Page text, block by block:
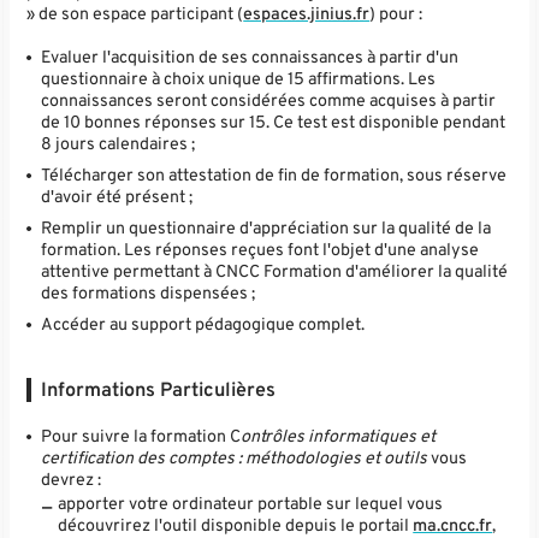
» de son espace participant (espaces.jinius.fr) pour :
Evaluer l'acquisition de ses connaissances à partir d'un
questionnaire à choix unique de 15 affirmations. Les
connaissances seront considérées comme acquises à partir
de 10 bonnes réponses sur 15. Ce test est disponible pendant
8 jours calendaires ;
Télécharger son attestation de fin de formation, sous réserve
d'avoir été présent ;
Remplir un questionnaire d'appréciation sur la qualité de la
formation. Les réponses reçues font l'objet d'une analyse
attentive permettant à CNCC Formation d'améliorer la qualité
des formations dispensées ;
Accéder au support pédagogique complet.
Informations Particulières
Pour suivre la formation Contrôles informatiques et
certification des comptes : méthodologies et outilsvous
devrez :
apporter votre ordinateur portable sur lequel vous
découvrirez l'outil disponible depuis le portail ma.cncc.fr,